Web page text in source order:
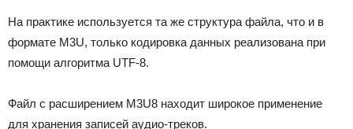
На практике используется та же структура файла, что и в
формате M3U, только кодировка данных реализована при
помощи алгоритма UTF-8.
Файл с расширением M3U8 находит широкое применение
для хранения записей аудио-треков.